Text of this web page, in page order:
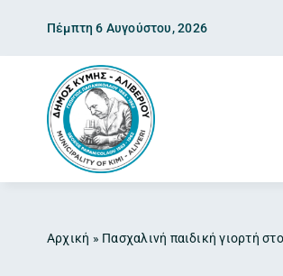
content
Πέμπτη 6 Αυγούστου, 2026
Αρχική » Πασχαλινή παιδική γιορτή